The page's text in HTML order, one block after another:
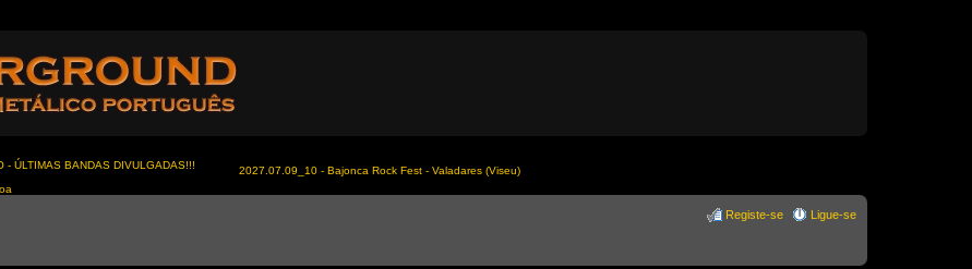
ÚLTIMAS BANDAS DIVULGADAS!!!
2027.07.09_10 - Bajonca Rock Fest - Valadares (Viseu)
Ligue-se
Registe-se